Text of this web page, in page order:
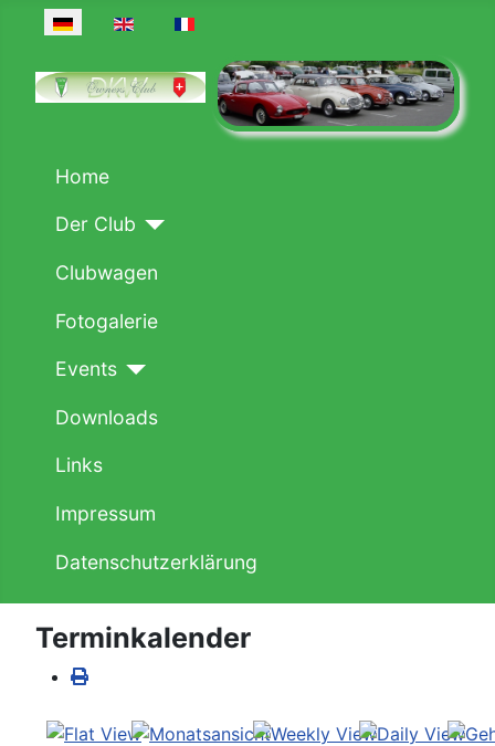
Sprache auswählen
Home
Der Club
Clubwagen
Fotogalerie
Events
Downloads
Links
Impressum
Datenschutzerklärung
Terminkalender